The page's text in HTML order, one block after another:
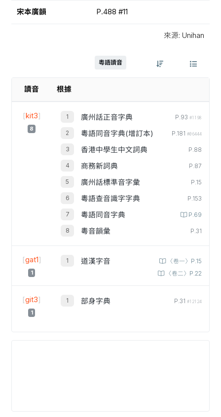
宋本廣韻 P.488 #11
來源: Unihan
粵語讀音
讀音 根據
[kit3]
8
廣州話正音字典 P.93 #1198
粵語同音字典(增訂本) P.181 #06444
香港中學生中文詞典 P.88
商務新詞典 P.87
廣州話標準音字彙 P.15
粵語查音識字字典 P.153
粵語同音字典 P.69
粵音韻彙 P.31
[gat1]
1
道漢字音
〈卷一〉P.15
〈卷二〉P.22
[git3]
1
部身字典 P.31 #12124